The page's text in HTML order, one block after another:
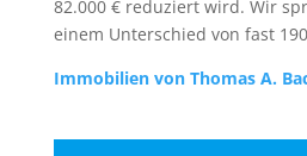
82.000 € reduziert wird. Wir
einem Unterschied von fast
Immobilien von Thomas A.